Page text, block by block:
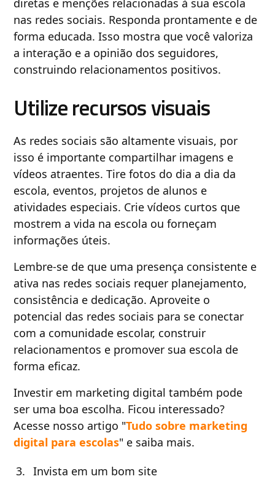
diretas e menções relacionadas à sua escola
nas redes sociais. Responda prontamente e de
forma educada. Isso mostra que você valoriza
a interação e a opinião dos seguidores,
construindo relacionamentos positivos.
Utilize recursos visuais
As redes sociais são altamente visuais, por
isso é importante compartilhar imagens e
vídeos atraentes. Tire fotos do dia a dia da
escola, eventos, projetos de alunos e
atividades especiais. Crie vídeos curtos que
mostrem a vida na escola ou forneçam
informações úteis.
Lembre-se de que uma presença consistente e
ativa nas redes sociais requer planejamento,
consistência e dedicação. Aproveite o
potencial das redes sociais para se conectar
com a comunidade escolar, construir
relacionamentos e promover sua escola de
forma eficaz.
Investir em marketing digital também pode
ser uma boa escolha. Ficou interessado?
Acesse nosso artigo "Tudo sobre marketing
digital para escolas" e saiba mais.
Invista em um bom site